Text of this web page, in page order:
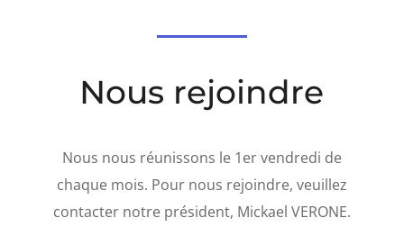
Nous rejoindre
Nous nous réunissons le 1er vendredi de
chaque mois. Pour nous rejoindre, veuillez
contacter notre président, Mickael VERONE.